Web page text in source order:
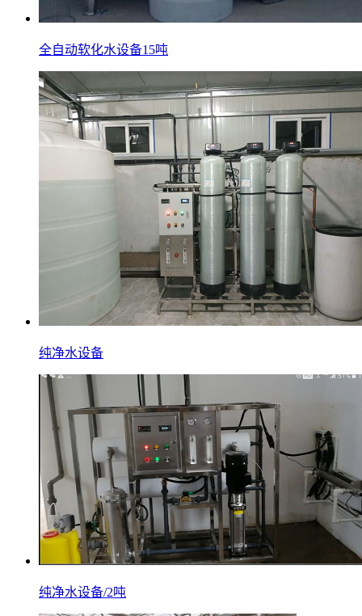
全自动软化水设备15吨
纯净水设备
纯净水设备/2吨